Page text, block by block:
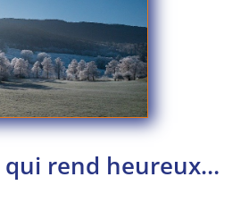
qui rend heureux…